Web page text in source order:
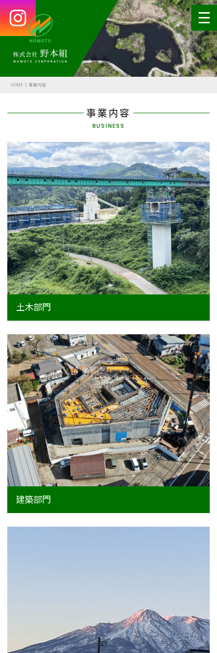
事業内容
BUSINESS
HOME 事業内容
土木部門
建築部門
HOME
代表あいさつ
会社概要・沿革
受賞歴
アクセス
SDGsの取組
事業内容
土木部門
建築部門
融雪部門
お知らせ
採用情報
採用メッセージ
野本組紹介MOVIE
社員紹介・インタビュー
新卒採用情報
一般採用 野本組
一般採用 アグリ事業部